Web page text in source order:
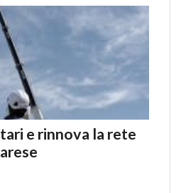
e rinnova la rete